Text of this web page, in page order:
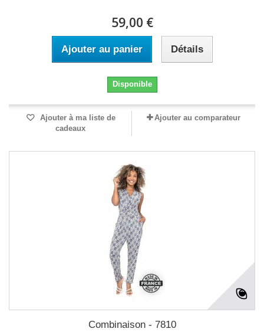
59,00 €
Ajouter au panier Détails
Disponible
Ajouter à ma liste de
cadeaux
Ajouter au comparateur
Combinaison - 7810